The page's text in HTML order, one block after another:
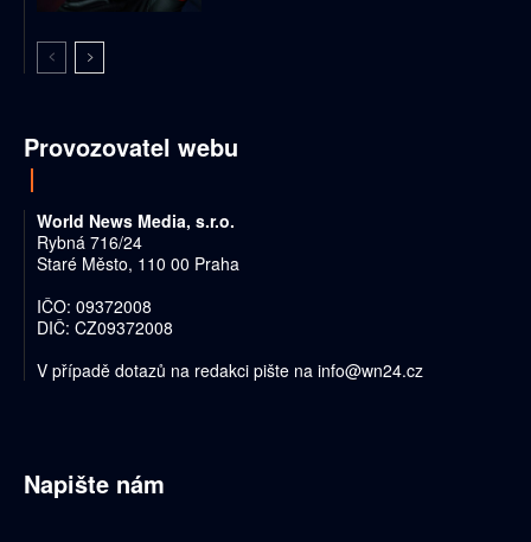
Provozovatel webu
World News Media, s.r.o.
Rybná 716/24
Staré Město, 110 00 Praha
IČO: 09372008
DIČ: CZ09372008
V případě dotazů na redakci pište na info@wn24.cz
Napište nám